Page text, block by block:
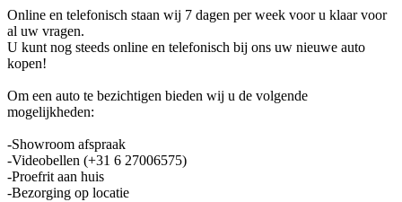
Online en telefonisch staan wij 7 dagen per week voor u klaar voor
al uw vragen.
U kunt nog steeds online en telefonisch bij ons uw nieuwe auto
kopen!
Om een auto te bezichtigen bieden wij u de volgende
mogelijkheden:
-Showroom afspraak
-Videobellen (+31 6 27006575)
-Proefrit aan huis
-Bezorging op locatie